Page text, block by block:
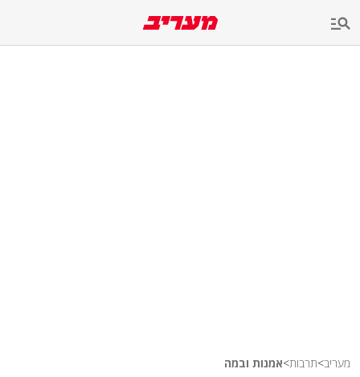
מעריב>תרבות>אמנות ובמה